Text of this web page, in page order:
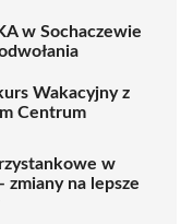
w Sochaczewie
Wakacyjny z
Centrum
w
zmiany na lepsze